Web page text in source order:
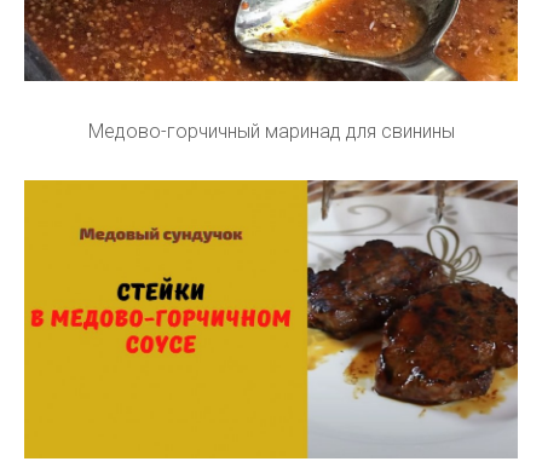
Медово-горчичный маринад для свинины